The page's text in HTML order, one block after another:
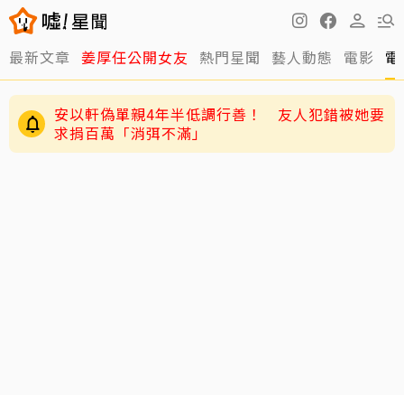
最新文章 姜厚任公開女友 熱門星聞 藝人動態 電影
安以軒偽單親4年半低調行善！ 友人犯錯被她要
求捐百萬「消弭不滿」